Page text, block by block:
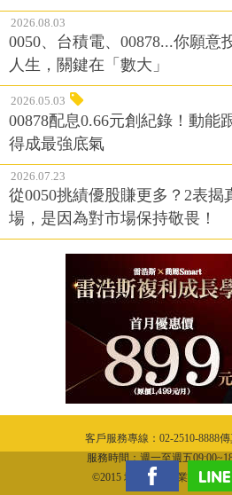
2026.08.03
0050、台積電、00878...你願意
人生，關鍵在「數大」
2026.05.03
00878配息0.66元創紀錄！動能
得成最強底氣
2026.07.23
從0050挑績優股賺更多？2表揭
場，是因為對市場保持敬畏！
客戶服務專線：02-2510-8888
服務時間：週一至週五
©2015 城邦文化事業股份有